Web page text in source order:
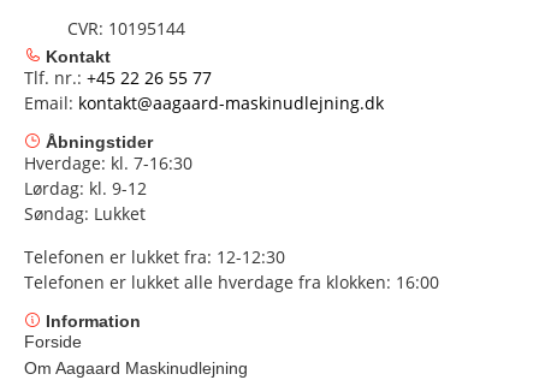
CVR: 10195144
Kontakt
Tlf. nr.: +45 22 26 55 77
Email: kontakt@aagaard-maskinudlejning.dk
Åbningstider
Hverdage: kl. 7-16:30
Lørdag: kl. 9-12
Søndag: Lukket
Telefonen er lukket fra: 12-12:30
Telefonen er lukket alle hverdage fra klokken: 16:00
Information
Forside
Om Aagaard Maskinudlejning